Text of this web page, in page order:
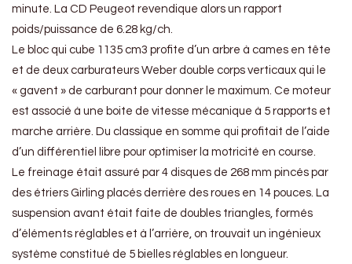
minute. La CD Peugeot revendique alors un rapport
poids/puissance de 6.28 kg/ch.
Le bloc qui cube 1135 cm3 profite d’un arbre à cames en tête
et de deux carburateurs Weber double corps verticaux qui le
« gavent » de carburant pour donner le maximum. Ce moteur
est associé à une boite de vitesse mécanique à 5 rapports et
marche arrière. Du classique en somme qui profitait de l’aide
d’un différentiel libre pour optimiser la motricité en course.
Le freinage était assuré par 4 disques de 268 mm pincés par
des étriers Girling placés derrière des roues en 14 pouces. La
suspension avant était faite de doubles triangles, formés
d’éléments réglables et à l’arrière, on trouvait un ingénieux
système constitué de 5 bielles réglables en longueur.